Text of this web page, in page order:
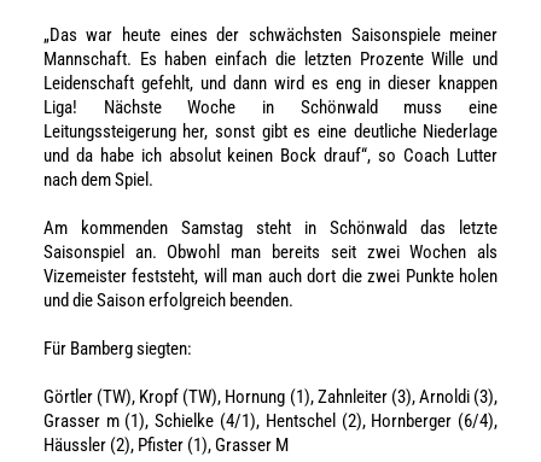
„Das war heute eines der schwächsten Saisonspiele meiner
Mannschaft. Es haben einfach die letzten Prozente Wille und
Leidenschaft gefehlt, und dann wird es eng in dieser knappen
Liga! Nächste Woche in Schönwald muss eine
Leitungssteigerung her, sonst gibt es eine deutliche Niederlage
und da habe ich absolut keinen Bock drauf“, so Coach Lutter
nach dem Spiel.
Am kommenden Samstag steht in Schönwald das letzte
Saisonspiel an. Obwohl man bereits seit zwei Wochen als
Vizemeister feststeht, will man auch dort die zwei Punkte holen
und die Saison erfolgreich beenden.
Für Bamberg siegten:
Görtler (TW), Kropf (TW), Hornung (1), Zahnleiter (3), Arnoldi (3),
Grasser m (1), Schielke (4/1), Hentschel (2), Hornberger (6/4),
Häussler (2), Pfister (1), Grasser M